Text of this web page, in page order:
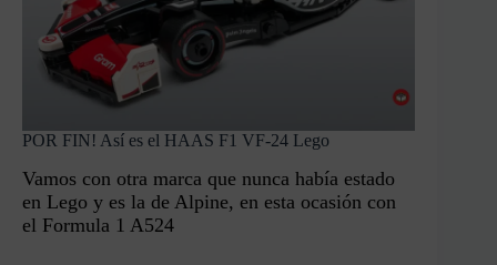
POR FIN! Así es el HAAS F1 VF-24 Lego
Vamos con otra marca que nunca había estado
en Lego y es la de Alpine, en esta ocasión con
el Formula 1 A524